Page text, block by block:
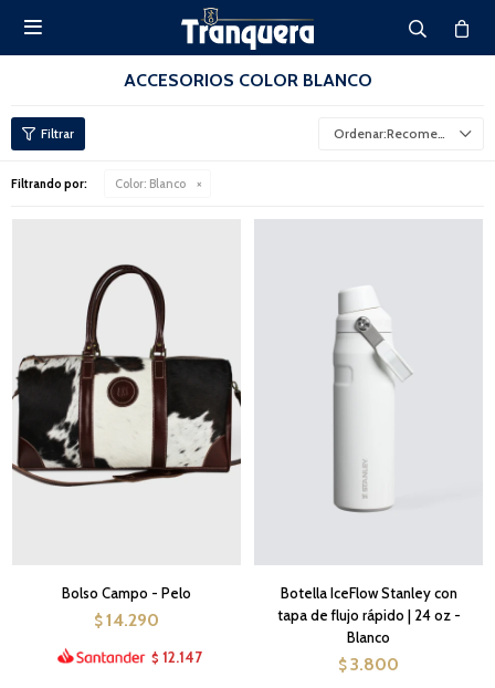

ACCESORIOS COLOR BLANCO
Recomendados
Filtrando por: Color: Blanco
Bolso Campo - Pelo
$ 14.290
$ 12.147
Botella IceFlow Stanley con
tapa de flujo rápido | 24 oz -
Blanco
$ 3.800